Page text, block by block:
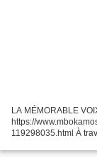
LA MÉMORABLE
https://
119298035.html À